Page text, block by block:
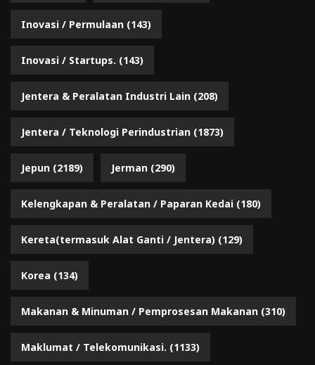
Inovasi / Permulaan (143)
Inovasi / Startups. (143)
Jentera & Peralatan Industri Lain (208)
Jentera / Teknologi Perindustrian (1873)
Jepun (2189) Jerman (290)
Kelengkapan & Peralatan / Paparan Kedai (180)
Kereta(termasuk Alat Ganti / Jentera) (129)
Korea (134)
Makanan & Minuman / Pemprosesan Makanan (310)
Maklumat / Telekomunikasi. (1133)